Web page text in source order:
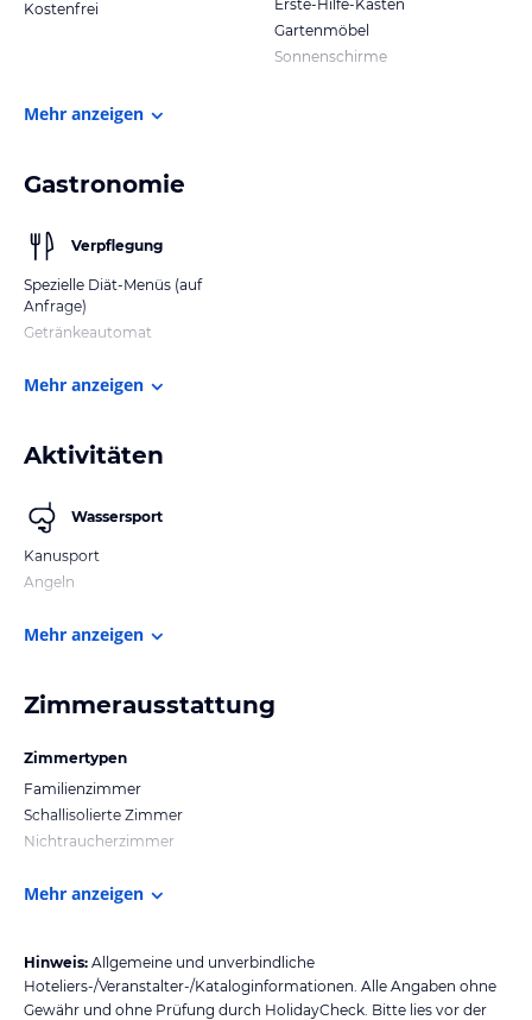
Kostenfrei
Erste-Hilfe-Kasten
Gartenmöbel
Sonnenschirme
Mehr anzeigen
Gastronomie
Verpflegung
Spezielle Diät-Menüs (auf
Anfrage)
Getränkeautomat
Mehr anzeigen
Aktivitäten
Wassersport
Kanusport
Angeln
Mehr anzeigen
Zimmerausstattung
Zimmertypen
Familienzimmer
Schallisolierte Zimmer
Nichtraucherzimmer
Mehr anzeigen
Hinweis: Allgemeine und unverbindliche
Hoteliers-/Veranstalter-/Kataloginformationen. Alle Angaben ohne
Gewähr und ohne Prüfung durch HolidayCheck. Bitte lies vor der